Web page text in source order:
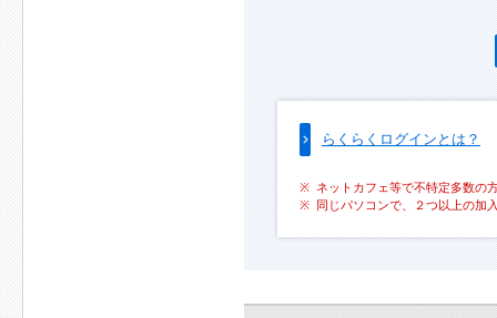
らくらくログインとは？
ネットカフェ等で不特定多数の
同じパソコンで、２つ以上の加